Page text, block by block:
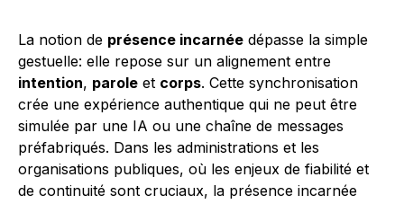
La notion de présence incarnée dépasse la simple
gestuelle: elle repose sur un alignement entre
intention, parole et corps. Cette synchronisation
crée une expérience authentique qui ne peut être
simulée par une IA ou une chaîne de messages
préfabriqués. Dans les administrations et les
organisations publiques, où les enjeux de fiabilité et
de continuité sont cruciaux, la présence incarnée